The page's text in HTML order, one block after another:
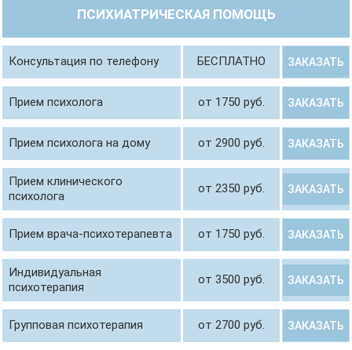
ПСИХИАТРИЧЕСКАЯ ПОМОЩЬ
Консультация по телефону БЕСПЛАТНО ЗАКАЗАТЬ
Прием психолога от 1750 руб. ЗАКАЗАТЬ
Прием психолога на дому от 2900 руб. ЗАКАЗАТЬ
Прием клинического
психолога
от 2350 руб. ЗАКАЗАТЬ
Прием врача-психотерапевта от 1750 руб. ЗАКАЗАТЬ
Индивидуальная
психотерапия
от 3500 руб. ЗАКАЗАТЬ
Групповая психотерапия от 2700 руб. ЗАКАЗАТЬ